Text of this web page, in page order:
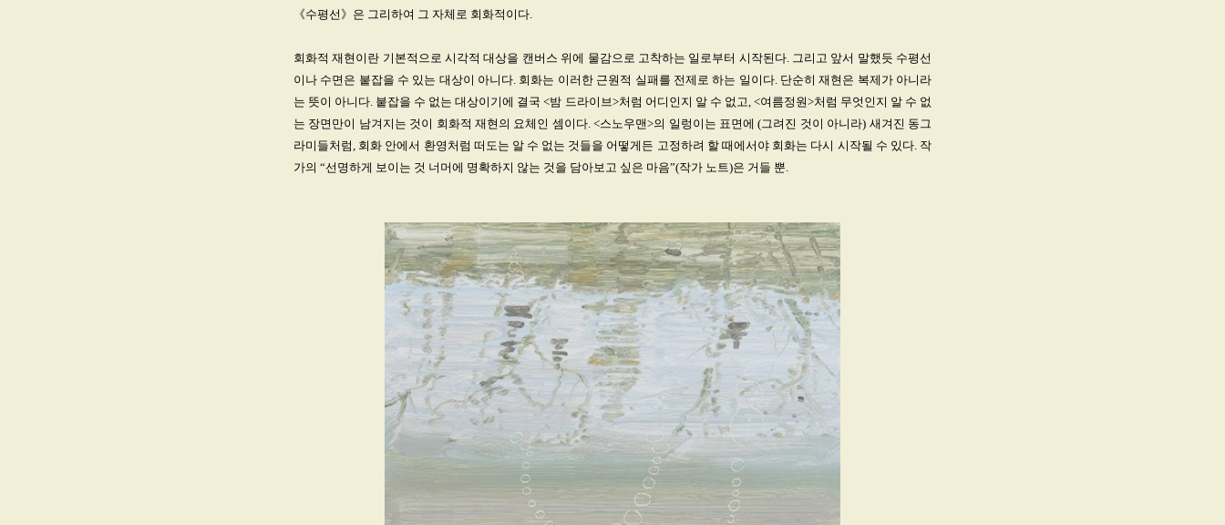
《수평선》은 그리하여 그 자체로 회화적이다.
회화적 재현이란 기본적으로 시각적 대상을 캔버스 위에 물감으로 고착하는 일로부터 시작된다. 그리고 앞서 말했듯 수평선
이나 수면은 붙잡을 수 있는 대상이 아니다. 회화는 이러한 근원적 실패를 전제로 하는 일이다. 단순히 재현은 복제가 아니라
는 뜻이 아니다. 붙잡을 수 없는 대상이기에 결국 <밤 드라이브>처럼 어디인지 알 수 없고, <여름정원>처럼 무엇인지 알 수 없
는 장면만이 남겨지는 것이 회화적 재현의 요체인 셈이다. <스노우맨>의 일렁이는 표면에 (그려진 것이 아니라) 새겨진 동그
라미들처럼, 회화 안에서 환영처럼 떠도는 알 수 없는 것들을 어떻게든 고정하려 할 때에서야 회화는 다시 시작될 수 있다. 작
가의 “선명하게 보이는 것 너머에 명확하지 않는 것을 담아보고 싶은 마음”(작가 노트)은 거들 뿐.